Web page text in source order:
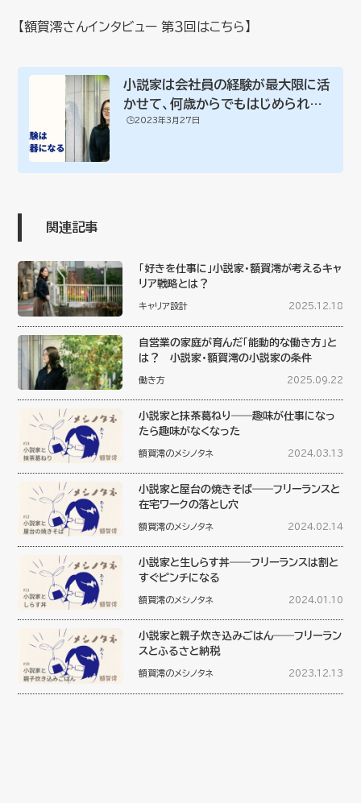
【額賀澪さんインタビュー 第３回はこちら】
小説家は会社員の経験が最大限に活
かせて、何歳からでもはじめられる
稀有な仕事？...
🕒️2023年3月27日
関連記事
「好きを仕事に」小説家・額賀澪が考えるキャ
リア戦略とは？
キャリア設計 2025.12.18
自営業の家庭が育んだ「能動的な働き方」と
は？ 小説家・額賀澪の小説家の条件
働き方 2025.09.22
小説家と抹茶葛ねり――趣味が仕事になっ
たら趣味がなくなった
額賀澪のメシノタネ 2024.03.13
小説家と屋台の焼きそば――フリーランスと
在宅ワークの落とし穴
額賀澪のメシノタネ 2024.02.14
小説家と生しらす丼――フリーランスは割と
すぐピンチになる
額賀澪のメシノタネ 2024.01.10
小説家と親子炊き込みごはん――フリーラン
スとふるさと納税
額賀澪のメシノタネ 2023.12.13